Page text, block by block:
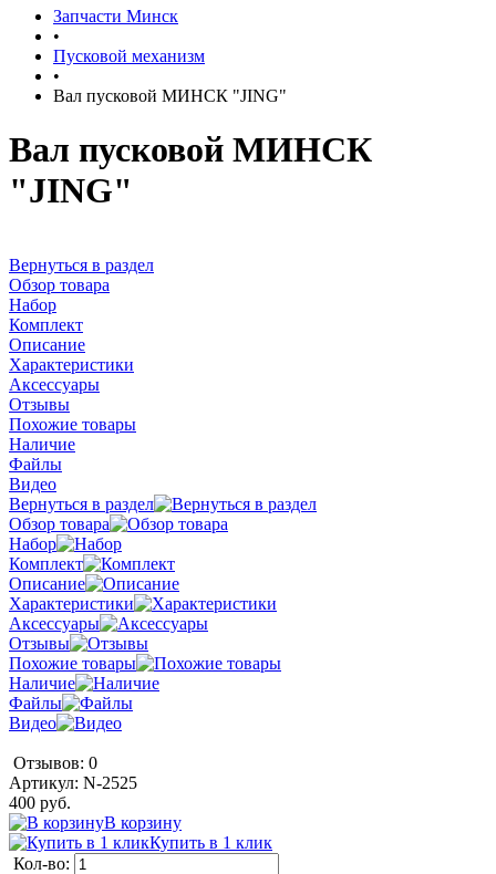
Запчасти Минск
•
Пусковой механизм
•
Вал пусковой МИНСК "JING"
Вал пусковой МИНСК
"JING"
Вернуться в раздел
Обзор товара
Набор
Комплект
Описание
Характеристики
Аксессуары
Отзывы
Похожие товары
Наличие
Файлы
Видео
Вернуться в раздел
Обзор товара
Набор
Комплект
Описание
Характеристики
Аксессуары
Отзывы
Похожие товары
Наличие
Файлы
Видео
Отзывов: 0
Артикул: N-2525
400 руб.
В корзину
Купить в 1 клик
Кол-во: